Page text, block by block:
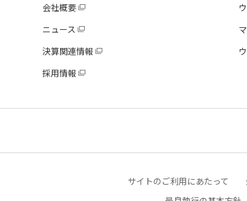
会社概要
ニュース
決算関連情報
採用情報
サイトのご利用にあたって